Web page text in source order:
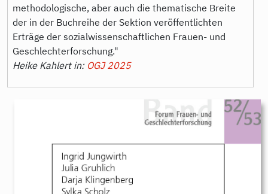
methodologische, aber auch die thematische Breite
der in der Buchreihe der Sektion veröffentlichten
Erträge der sozialwissenschaftlichen Frauen- und
Geschlechterforschung."
Heike Kahlert in: OGJ 2025